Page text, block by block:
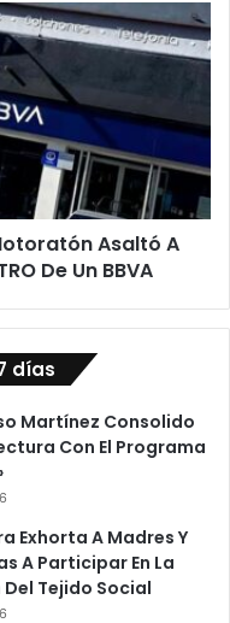
Asaltó A
De Un BBVA
días
Martínez Consolido
Con El Programa
Exhorta A Madres Y
A Participar En La
Tejido Social